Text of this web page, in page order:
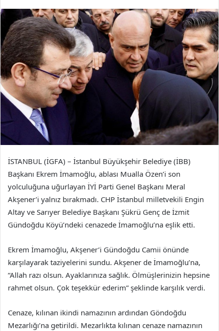
göndermek
İSTANBUL (İGFA) – İstanbul Büyükşehir Belediye (İBB)
Başkanı Ekrem İmamoğlu, ablası Mualla Özen’i son
yolculuğuna uğurlayan İYİ Parti Genel Başkanı Meral
Akşener’i yalnız bırakmadı. CHP İstanbul milletvekili Engin
Altay ve Sarıyer Belediye Başkanı Şükrü Genç de İzmit
Gündoğdu Köyü’ndeki cenazede İmamoğlu’na eşlik etti.
Ekrem İmamoğlu, Akşener’i Gündoğdu Camii önünde
karşılayarak taziyelerini sundu. Akşener de İmamoğlu’na,
“Allah razı olsun. Ayaklarınıza sağlık. Ölmüşlerinizin hepsine
rahmet olsun. Çok teşekkür ederim” şeklinde karşılık verdi.
Cenaze, kılınan ikindi namazının ardından Göndoğdu
Mezarlığı’na getirildi. Mezarlıkta kılınan cenaze namazının